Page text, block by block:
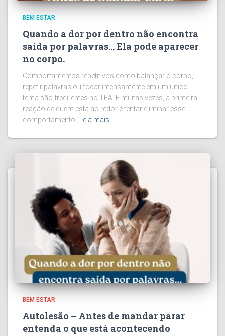
BEM ESTAR
Quando a dor por dentro não encontra
saída por palavras… Ela pode aparecer
no corpo.
Comportamentos repetitivos como balançar o corpo,
repetir palavras ou focar intensamente em um único
tema são frequentes no TEA. E muitas vezes, a primeira
reação de quem está ao redor é tentar eliminar esse
comportamento. Leia mais
BEM ESTAR
Autolesão – Antes de mandar parar
entenda o que está acontecendo